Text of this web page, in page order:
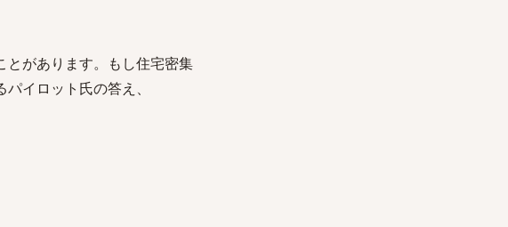
とがあります。もし住宅密集
イロット氏の答え、